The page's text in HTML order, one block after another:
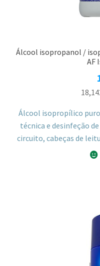
Álcool isopropanol /
AF
Álcool isopropílico
técnica e desinfeção
circuito, cabeças de
TPA